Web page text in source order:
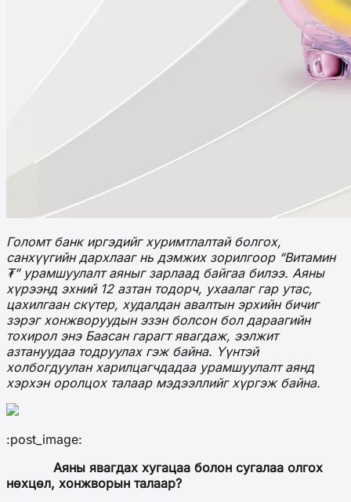
Голомт банк иргэдийг хуримтлалтай болгох,
санхүүгийн дархлааг нь дэмжих зорилгоор “Витамин
₮” урамшуулалт аяныг зарлаад байгаа билээ. Аяны
хүрээнд эхний 12 азтан тодорч, ухаалаг гар утас,
цахилгаан скүтер, худалдан авалтын эрхийн бичиг
зэрэг хонжворуудын эзэн болсон бол дараагийн
тохирол энэ Баасан гарагт явагдаж, ээлжит
азтануудаа тодруулах гэж байна. Үүнтэй
холбогдуулан харилцагчдадаа урамшуулалт аянд
хэрхэн оролцох талаар мэдээллийг хүргэж байна.
:post_image:
Аяны явагдах хугацаа болон сугалаа олгох
нөхцөл, хонжворын талаар?